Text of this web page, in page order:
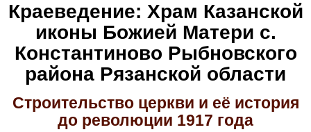
Краеведение: Храм Казанской
иконы Божией Матери с.
Константиново Рыбновского
района Рязанской области
Строительство церкви и её история
до революции 1917 года